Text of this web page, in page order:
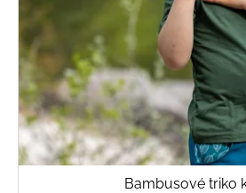
Bambusové triko